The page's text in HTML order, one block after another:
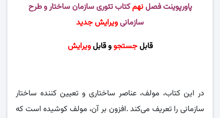
پاورپوینت فصلنهمکتاب تئوری سازمان ساختار و طرح
سازمانیویرایش جدید
قابلجستجووقابلویرایش
در این کتاب، مولف، عناصر ساختاری و تعیین کننده ساختار
سازمانی را تعریف می‌کند .افزون بر آن، مولف کوشیده است که